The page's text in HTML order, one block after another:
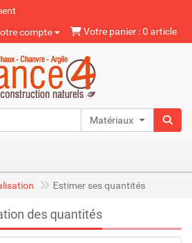
compte
Votre panier : 0 article
Matériaux naturels
Estimer ses quantités
des quantités